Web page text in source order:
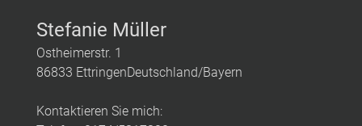
Stefanie Müller
Ostheimerstr. 1
86833 EttringenDeutschland/Bayern
Kontaktieren Sie mich: